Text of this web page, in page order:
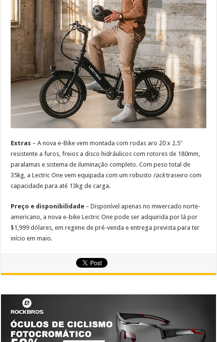
Extras – A nova e-Bike vem montada com rodas aro 20 x 2.5″
resistente a furos, freios a disco hidráulicos com rotores de 180mm,
paralamas e sistema de iluminação completo. Com peso total de
35kg, a Lectric One vem equipada com um robusto racktraseiro com
capacidade para até 13kg de carga.
Preço e disponibilidade – Disponível apenas no mwercado norte-
americano, a nova e-bike Lectric One pode ser adquirida por lá por
$1,999 dólares, em regime de pré-venda e entrega prevista para ter
início em maio.